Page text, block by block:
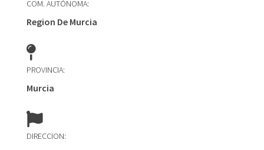
COM. AUTÓNOMA:
Region De Murcia
PROVINCIA:
Murcia
DIRECCION: